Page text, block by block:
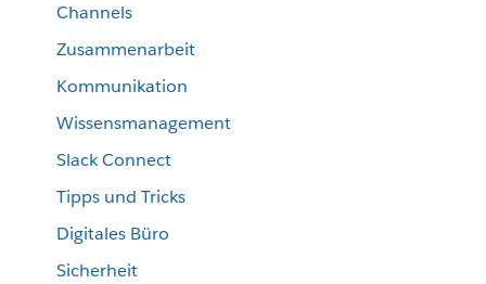
Channels
Zusammenarbeit
Kommunikation
Wissensmanagement
Slack Connect
Tipps und Tricks
Digitales Büro
Sicherheit